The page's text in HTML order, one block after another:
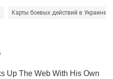
Карты боевых действий в Украине